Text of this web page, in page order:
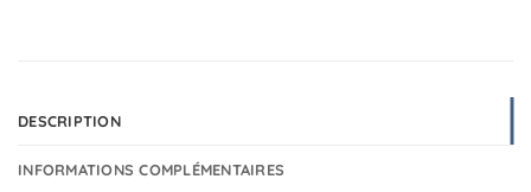
DESCRIPTION
INFORMATIONS COMPLÉMENTAIRES